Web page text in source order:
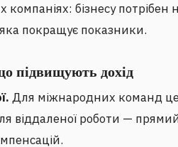
компаніях: бізнесу потрібен
покращує показники.
підвищують дохід
Для міжнародних команд
віддаленої роботи —